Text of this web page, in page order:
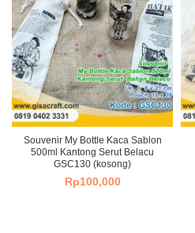
Souvenir My Bottle Kaca Sablon
500ml Kantong Serut Belacu
GSC130 (kosong)
Rp100,000